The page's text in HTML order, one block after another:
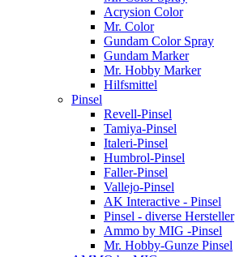
Acrysion Color
Mr. Color
Gundam Color Spray
Gundam Marker
Mr. Hobby Marker
Hilfsmittel
Pinsel
Revell-Pinsel
Tamiya-Pinsel
Italeri-Pinsel
Humbrol-Pinsel
Faller-Pinsel
Vallejo-Pinsel
AK Interactive - Pinsel
Pinsel - diverse Hersteller
Ammo by MIG -Pinsel
Mr. Hobby-Gunze Pinsel